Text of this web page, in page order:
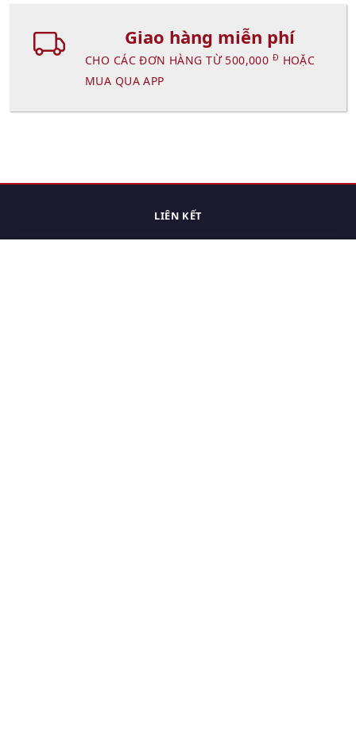
Giao hàng miễn phí
CHO CÁC ĐƠN HÀNG TỪ 500,000 Đ HOẶC
MUA QUA APP
LIÊN KẾT